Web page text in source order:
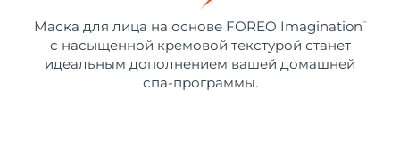
Маска для лица на основе FOREO Imagination ™
с насыщенной кремовой текстурой станет
идеальным дополнением вашей домашней
спа-программы.